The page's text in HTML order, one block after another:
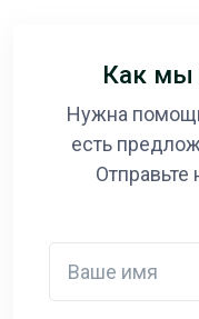
Как мы
Нужна
есть